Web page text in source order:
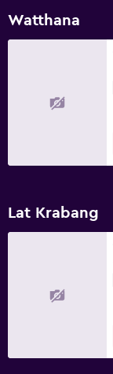
Watthana
Lat Krabang